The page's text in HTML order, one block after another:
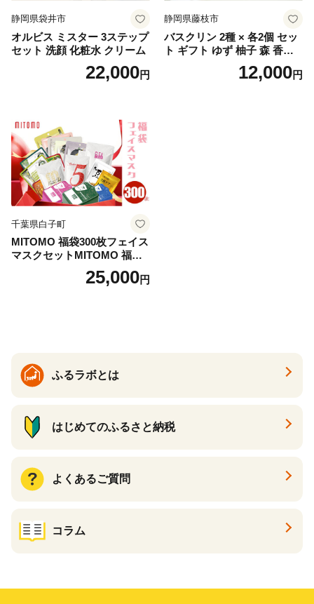
静岡県袋井市
オルビス ミスター 3ステップ
セット 洗顔 化粧水 クリーム
22,000円
静岡県藤枝市
バスクリン 2種 × 各2個 セッ
ト ギフト ゆず 柚子 森 香り
日用品 お風呂 バス用品 温活
アロマ 香り まとめ買い静岡
12,000円
千葉県白子町
MITOMO 福袋300枚フェイス
マスクセットMITOMO 福袋3
00枚フェイスマスクセット
ふるさと納税 パック ファイ
25,000円
ふるラボとは
はじめてのふるさと納税
よくあるご質問
コラム